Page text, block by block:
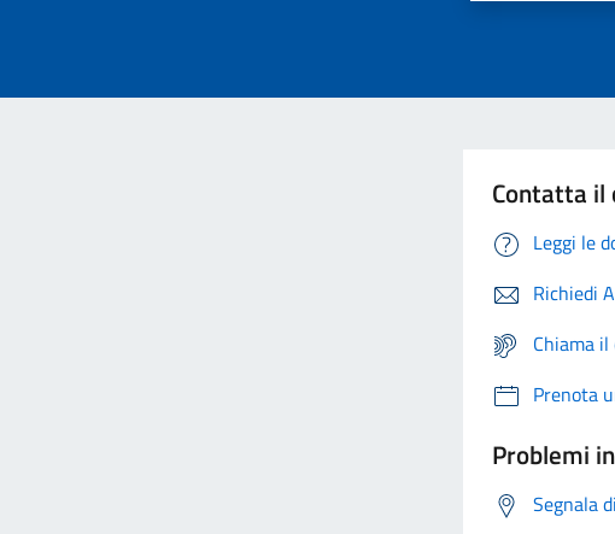
Contatta il
Leggi le
Richiedi
Chiama
Prenota
Problemi
Segnala